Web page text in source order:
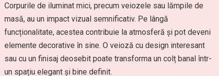
Corpurile de iluminat mici, precum veiozele sau lămpile de
masă, au un impact vizual semnificativ. Pe lângă
funcționalitate, acestea contribuie la atmosferă și pot deveni
elemente decorative în sine. O veioză cu design interesant
sau cu un finisaj deosebit poate transforma un colț banal într-
un spațiu elegant și bine definit.